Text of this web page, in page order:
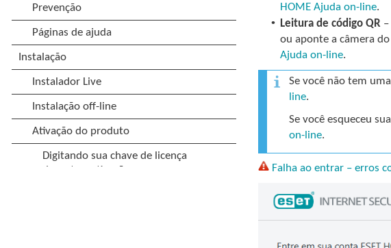
HOME Ajuda on-line.
• Leitura de código QR
ou aponte a câmera
Ajuda on-line.
Se você não tem
line.
Se você esqueceu
on-line.
Falha ao entrar – erros